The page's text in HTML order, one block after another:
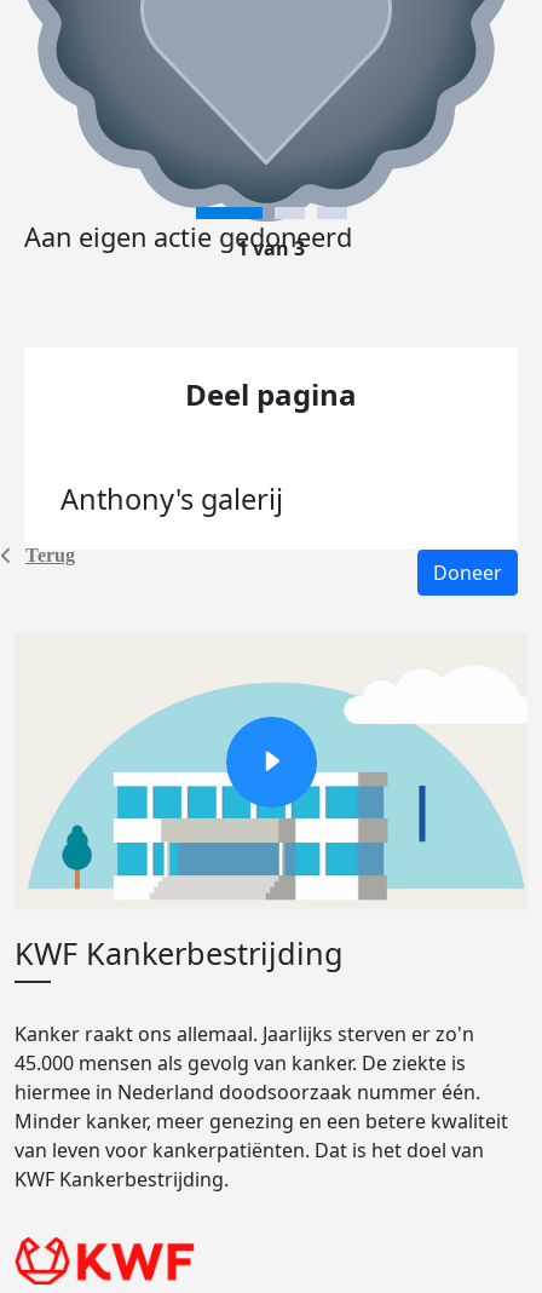
Terug
Aan eigen actie gedoneerd
1 van 3
Deel pagina
Anthony's galerij
Doneer
KWF Kankerbestrijding
Kanker raakt ons allemaal. Jaarlijks sterven er zo'n
45.000 mensen als gevolg van kanker. De ziekte is
hiermee in Nederland doodsoorzaak nummer één.
Minder kanker, meer genezing en een betere kwaliteit
van leven voor kankerpatiënten. Dat is het doel van
KWF Kankerbestrijding.